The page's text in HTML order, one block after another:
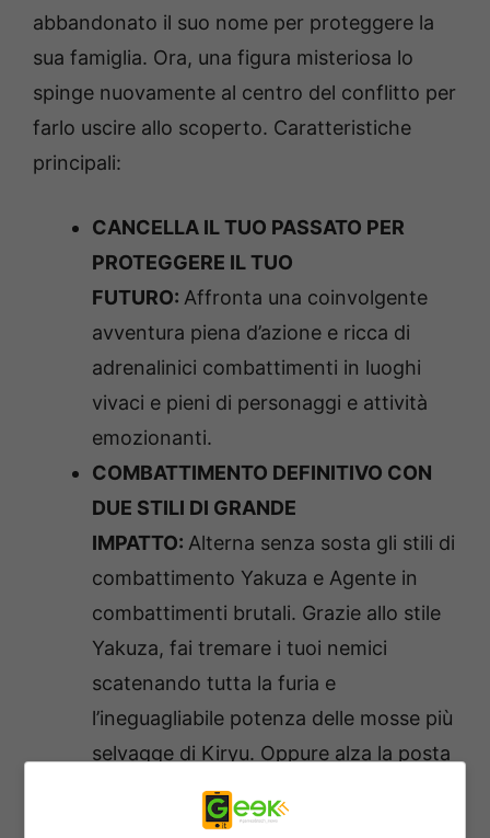
abbandonato il suo nome per proteggere la
sua famiglia. Ora, una figura misteriosa lo
spinge nuovamente al centro del conflitto per
farlo uscire allo scoperto. Caratteristiche
principali:
CANCELLA IL TUO PASSATO PER
PROTEGGERE IL TUO
FUTURO: Affronta una coinvolgente
avventura piena d’azione e ricca di
adrenalinici combattimenti in luoghi
vivaci e pieni di personaggi e attività
emozionanti.
COMBATTIMENTO DEFINITIVO CON
DUE STILI DI GRANDE
IMPATTO: Alterna senza sosta gli stili di
combattimento Yakuza e Agente in
combattimenti brutali. Grazie allo stile
Yakuza, fai tremare i tuoi nemici
scatenando tutta la furia e
l’ineguagliabile potenza delle mosse più
selvagge di Kiryu. Oppure alza la posta
con lo stile Agente e sferra colpi di
assoluta precisione e rapidità,